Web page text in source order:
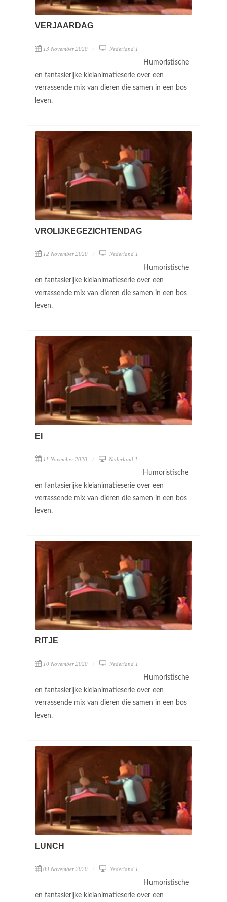
VERJAARDAG
13 November 2020 Nederland 1
Humoristische
en fantasierijke kleianimatieserie over een
verrassende mix van dieren die samen in een bos
leven.
VROLIJKEGEZICHTENDAG
12 November 2020 Nederland 1
Humoristische
en fantasierijke kleianimatieserie over een
verrassende mix van dieren die samen in een bos
leven.
EI
11 November 2020 Nederland 1
Humoristische
en fantasierijke kleianimatieserie over een
verrassende mix van dieren die samen in een bos
leven.
RITJE
10 November 2020 Nederland 1
Humoristische
en fantasierijke kleianimatieserie over een
verrassende mix van dieren die samen in een bos
leven.
LUNCH
09 November 2020 Nederland 1
Humoristische
en fantasierijke kleianimatieserie over een